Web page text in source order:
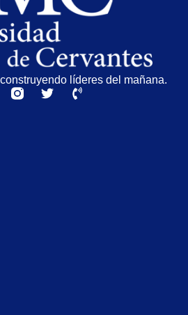
líderes del mañana.